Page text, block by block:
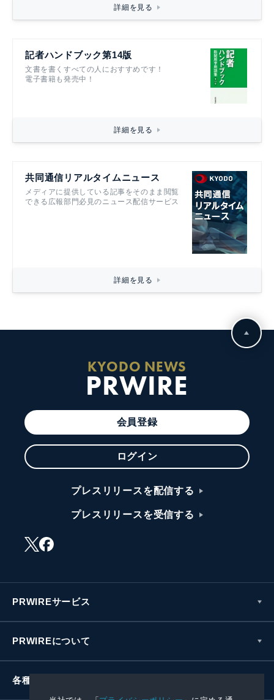
詳細を見る
記者ハンドブック第14版
文書を書くすべての人におすすめです！
電子書籍も発売中！
詳細を見る
共同通信リアルタイムニュース
メディアに提供している記事をそのまま閲覧
できる広報部門必見のニュース配信サービス
詳細を見る
KYODO NEWS
PRWIRE
会員登録
ログイン
プレスリリースを配信する
プレスリリースを受信する
PRWIREサービス
PRWIREについて
各種お問い合わせ